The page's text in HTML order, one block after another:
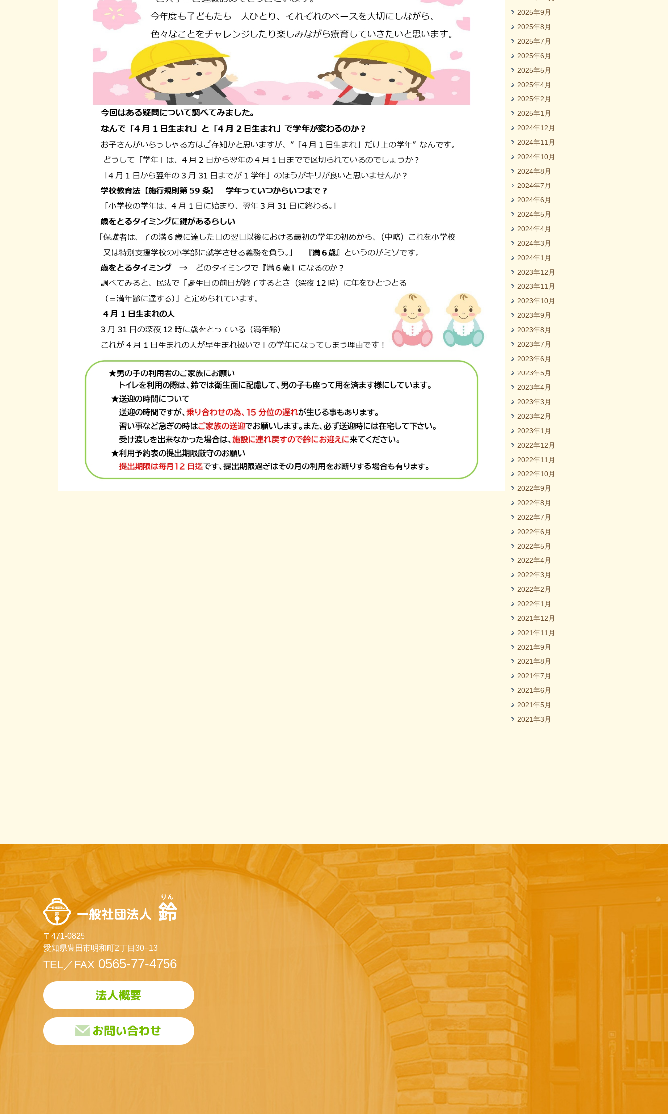
2025年9月
2025年8月
2025年7月
2025年6月
2025年5月
2025年4月
2025年2月
2025年1月
2024年12月
2024年11月
2024年10月
2024年8月
2024年7月
2024年6月
2024年5月
2024年4月
2024年3月
2024年1月
2023年12月
2023年11月
2023年10月
2023年9月
2023年8月
2023年7月
2023年6月
2023年5月
2023年4月
2023年3月
2023年2月
2023年1月
2022年12月
2022年11月
2022年10月
2022年9月
2022年8月
2022年7月
2022年6月
2022年5月
2022年4月
2022年3月
2022年2月
2022年1月
2021年12月
2021年11月
2021年9月
2021年8月
2021年7月
2021年6月
2021年5月
2021年3月
〒471-0825
愛知県豊田市明和町2丁目30−13
TEL／FAX 0565-77-4756